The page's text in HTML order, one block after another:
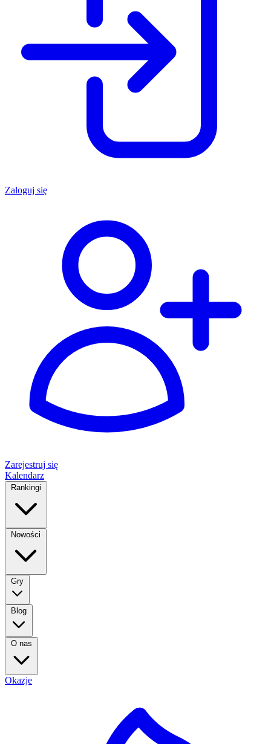
Zaloguj się
Zarejestruj się
Kalendarz
Rankingi
Nowości
Gry
Blog
O nas
Okazje